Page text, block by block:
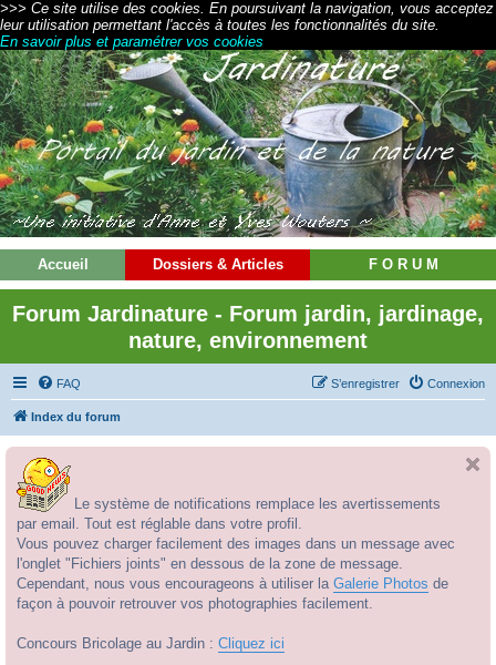
>>> Ce site utilise des cookies. En poursuivant la navigation, vous acceptez
leur utilisation permettant l'accès à toutes les fonctionnalités du site.
En savoir plus et paramétrer vos cookies
Accueil Dossiers & Articles F O R U M
Forum Jardinature - Forum jardin, jardinage,
nature, environnement
FAQ Connexion
S’enregistrer
Index du forum
Le système de notifications remplace les avertissements
par email. Tout est réglable dans votre profil.
Vous pouvez charger facilement des images dans un message avec
l'onglet "Fichiers joints" en dessous de la zone de message.
Cependant, nous vous encourageons à utiliser la Galerie Photos de
façon à pouvoir retrouver vos photographies facilement.
Concours Bricolage au Jardin : Cliquez ici